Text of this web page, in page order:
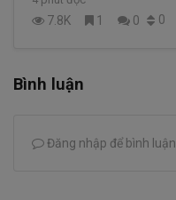
7.8K 1 0 0
Bình luận
Đăng nhập để bình luận